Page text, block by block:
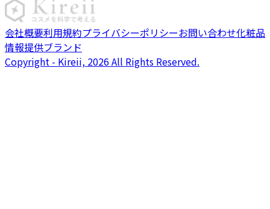
会社概要利用規約プライバシーポリシーお問い合わせ化粧品
情報提供ブランド
Copyright - Kireii, 2026 All Rights Reserved.